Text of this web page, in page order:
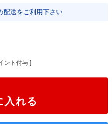
配送をご利用下さい
ント付与 ]
入れる